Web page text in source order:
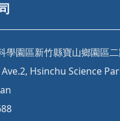
學園區新竹縣寶山鄉園區
Ave.2, Hsinchu Science